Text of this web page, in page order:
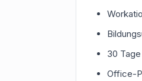
30
Office-